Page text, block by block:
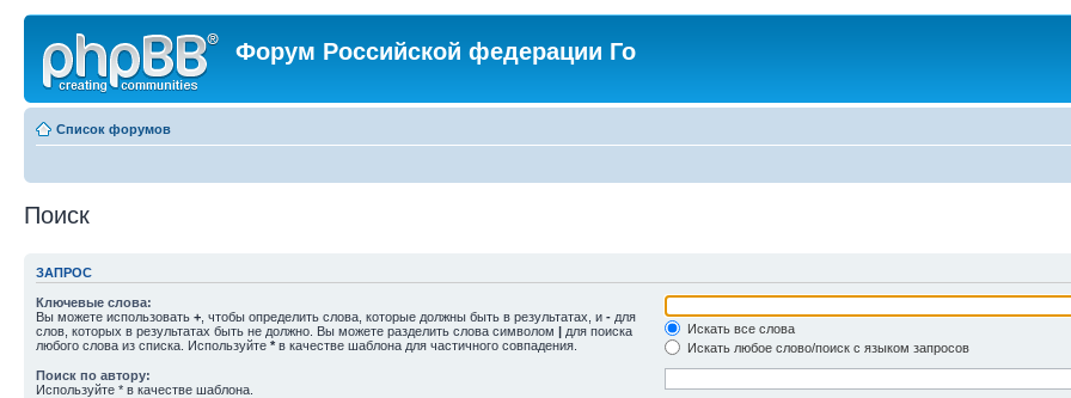
Форум Российской федерации Го
Список форумов
Поиск
ЗАПРОС
Ключевые слова:
Вы можете использовать + , чтобы определить слова, которые должны быть в результатах, и - для
слов, которых в результатах быть не должно. Вы можете разделить слова символом | для поиска
любого слова из списка. Используйте * в качестве шаблона для частичного совпадения.
Искать все слова
Искать любое слово/поиск с языком запросов
Поиск по автору:
Используйте * в качестве шаблона.